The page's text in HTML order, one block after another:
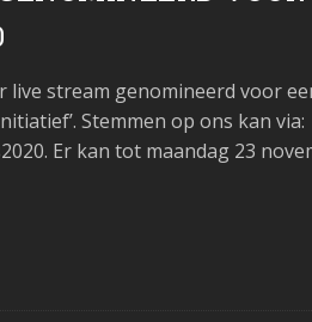
live stream genomineerd voor
Stemmen op ons kan via:
Er kan tot maandag 23